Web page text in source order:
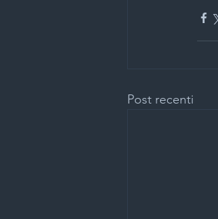
Post recenti